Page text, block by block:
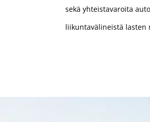
sekä yhteistavaroita
liikuntavälineistä lasten